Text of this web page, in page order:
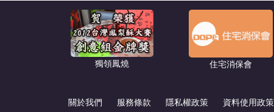
獨領鳳燒 住宅消保會
關於我們 服務條款 隱私權政策 資料使用政策